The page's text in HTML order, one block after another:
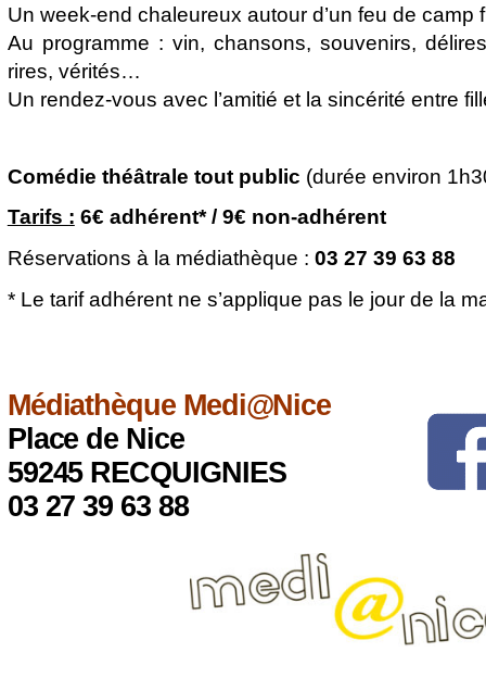
Un week-end chaleureux autour d’un feu de camp
Au programme : vin, chansons, souvenirs,
rires, vérités…
Un rendez-vous avec l’amitié et la sincérité entre
Comédie théâtrale tout public (durée environ
Tarifs : 6€ adhérent* / 9€ non-adhérent
Réservations à la médiathèque : 03 27 39 63 88
* Le tarif adhérent ne s’applique pas le jour de la
Médiathèque Medi@Nice
Place de Nice
59245 RECQUIGNIES
03 27 39 63 88